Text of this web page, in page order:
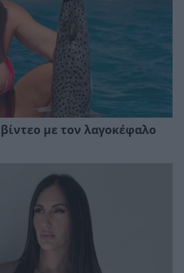
με τον λαγοκέφαλο